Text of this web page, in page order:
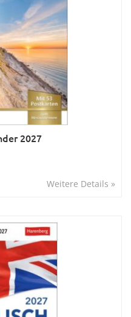
2027
Weitere Details »